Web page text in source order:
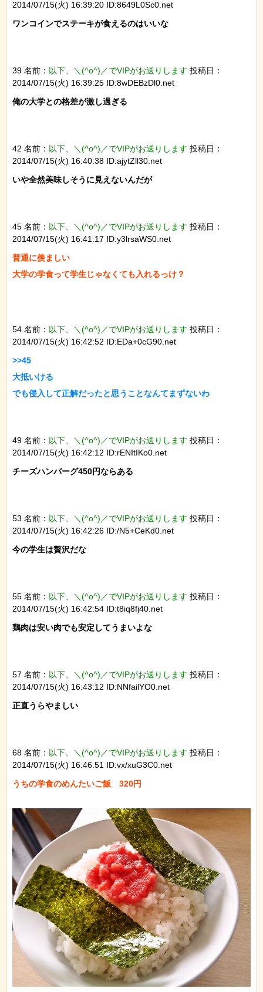
2014/07/15(火) 16:39:20 ID:8649L0Sc0.net
ワンコインでステーキが食えるのはいいな
39 名前： 以下、＼(^o^)／でVIPがお送りします 投稿日：
2014/07/15(火) 16:39:25 ID:8wDEBzDl0.net
俺の大学との格差が激し過ぎる
42 名前： 以下、＼(^o^)／でVIPがお送りします 投稿日：
2014/07/15(火) 16:40:38 ID:ajytZll30.net
いや全然美味しそうに見えないんだが
45 名前： 以下、＼(^o^)／でVIPがお送りします 投稿日：
2014/07/15(火) 16:41:17 ID:y3lrsaWS0.net
普通に羨ましい
54 名前： 以下、＼(^o^)／でVIPがお送りします 投稿日：
2014/07/15(火) 16:42:52 ID:EDa+0cG90.net
>>45
大抵いける
49 名前： 以下、＼(^o^)／でVIPがお送りします 投稿日：
2014/07/15(火) 16:42:12 ID:rENItIKo0.net
チーズハンバーグ450円ならある
53 名前： 以下、＼(^o^)／でVIPがお送りします 投稿日：
2014/07/15(火) 16:42:26 ID:/N5+CeKd0.net
今の学生は贅沢だな
55 名前： 以下、＼(^o^)／でVIPがお送りします 投稿日：
2014/07/15(火) 16:42:54 ID:t8iq8fj40.net
鶏肉は安い肉でも安定してうまいよな
57 名前： 以下、＼(^o^)／でVIPがお送りします 投稿日：
2014/07/15(火) 16:43:12 ID:NNfailYO0.net
正直うらやましい
68 名前： 以下、＼(^o^)／でVIPがお送りします 投稿日：
2014/07/15(火) 16:46:51 ID:vx/xuG3C0.net
うちの学食のめんたいご飯　320円